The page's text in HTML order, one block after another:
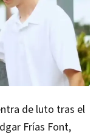
de luto tras el
Frías Font,